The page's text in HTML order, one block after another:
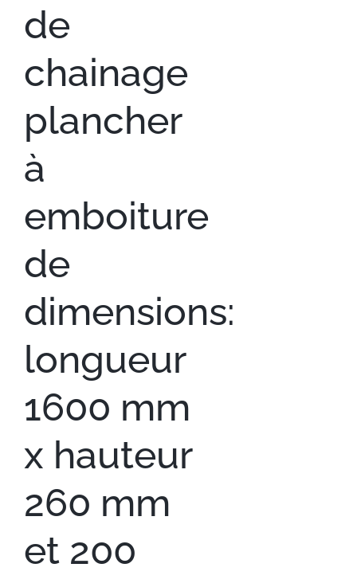
de
chainage
plancher
à
emboiture
de
dimensions:
longueur
1600 mm
x hauteur
260 mm
et 200